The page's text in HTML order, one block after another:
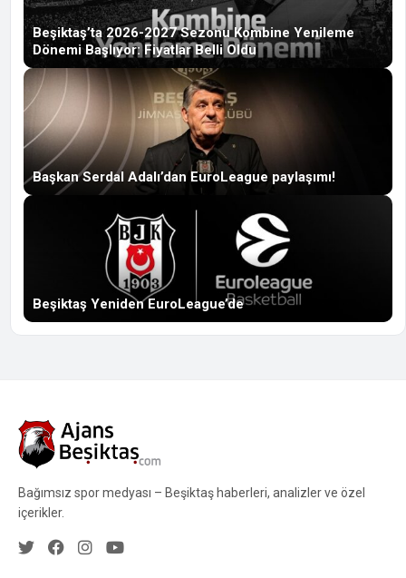
Beşiktaş’ta 2026-2027 Sezonu Kombine Yenileme
Dönemi Başlıyor: Fiyatlar Belli Oldu
Başkan Serdal Adalı’dan EuroLeague paylaşımı!
Beşiktaş Yeniden EuroLeague’de
Bağımsız spor medyası – Beşiktaş haberleri, analizler ve özel
içerikler.